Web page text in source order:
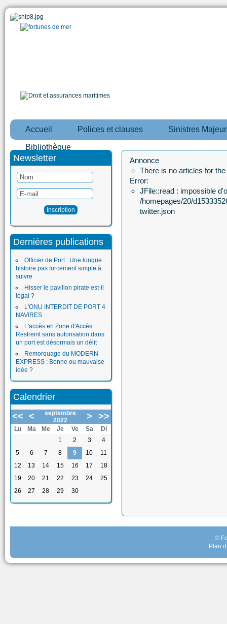
Accueil Polices et clauses Sinistres
Bibliothèque
Newsletter
Dernières publications
Officier de Port : Une longue
histoire pas forcement simple à
suivre
Hisser le pavillon pirate est-il
légal ?
L'ONU INTERDIT DE PORT 4
NAVIRES
L'accès en Zone d'Accès
Restreint sans autorisation dans
un port est désormais un délit
Remorquage du MODERN
EXPRESS : Bonne ou mauvaise
idée ?
Calendrier
<< <
septembre
2022
> >>
Lu Ma Me Je Ve Sa
Di
1
2 3
4
5
6 7 8 9 10
11
12
13 14 15 16 17
18
19
20 21 22 23 24
25
26
27 28 29 30
Annonce
There is no articles for
Error:
JFile::read : impossible
/homepages/20/
twitter.json
©
Plan